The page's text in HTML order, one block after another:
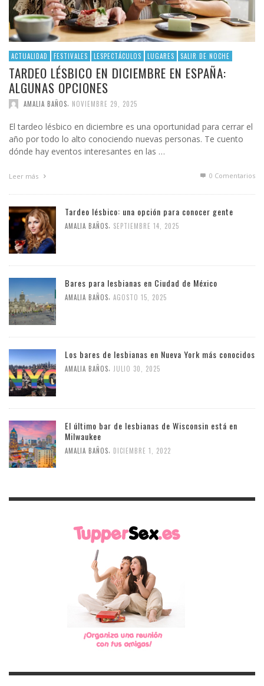
ACTUALIDAD FESTIVALES LESPECTÁCULOS LUGARES SALIR DE NOCHE
TARDEO LÉSBICO EN DICIEMBRE EN ESPAÑA:
ALGUNAS OPCIONES
AMALIA BAÑOS, NOVIEMBRE 29, 2025
El tardeo lésbico en diciembre es una oportunidad para cerrar el
año por todo lo alto conociendo nuevas personas. Te cuento
dónde hay eventos interesantes en las …
Leer más 0 Comentarios
Tardeo lésbico: una opción para conocer gente
AMALIA BAÑOS, SEPTIEMBRE 14, 2025
Bares para lesbianas en Ciudad de México
AMALIA BAÑOS, AGOSTO 15, 2025
Los bares de lesbianas en Nueva York más conocidos
AMALIA BAÑOS, JULIO 30, 2025
El último bar de lesbianas de Wisconsin está en
Milwaukee
AMALIA BAÑOS, DICIEMBRE 1, 2022